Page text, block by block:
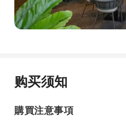
购买须知
購買注意事項